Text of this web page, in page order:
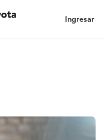
Ingresar